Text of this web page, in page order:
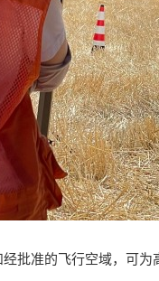
批准的飞行空域，可